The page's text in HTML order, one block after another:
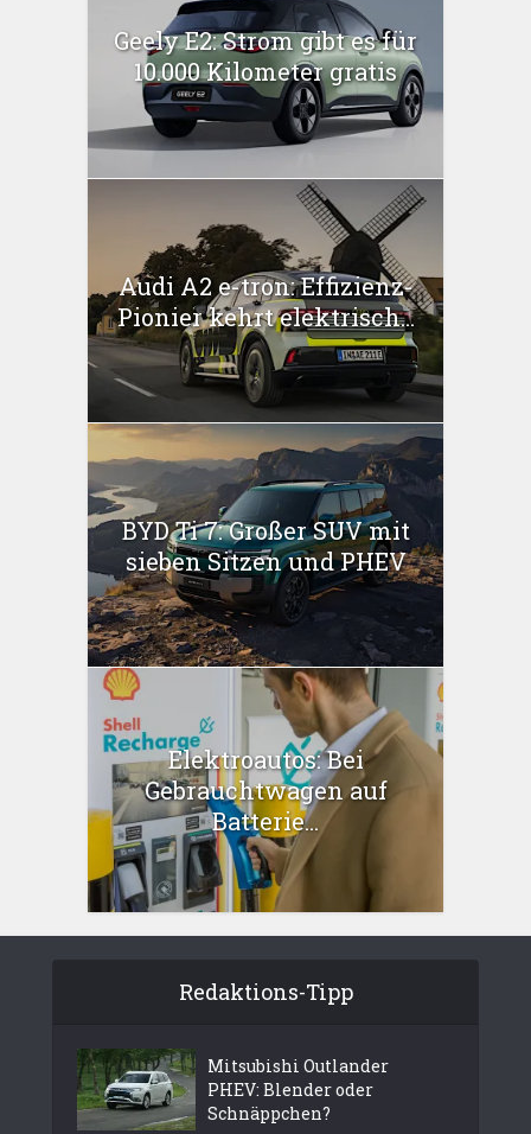
Geely E2: Strom gibt es für
10.000 Kilometer gratis
Audi A2 e-tron: Effizienz-
Pionier kehrt elektrisch...
BYD Ti 7: Großer SUV mit
sieben Sitzen und PHEV
Elektroautos: Bei
Gebrauchtwagen auf
Batterie...
Redaktions-Tipp
Mitsubishi Outlander
PHEV: Blender oder
Schnäppchen?